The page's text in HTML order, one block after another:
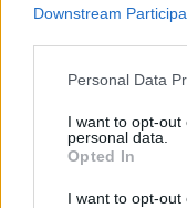
Downstream
Personal Data
I want to opt-
personal data.
Opted In
I want to opt-out
Σώμα»
Νέο ρεκόρ για την
του Νόλαν